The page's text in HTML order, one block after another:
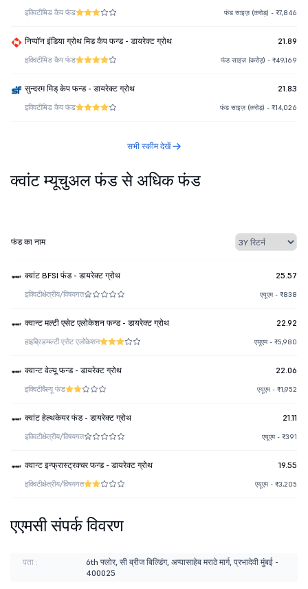
इक्विटीमिड कैप फंड फंड साइज़ (करोड़) - ₹7,846
निप्पॉन इंडिया ग्रोथ मिड कैप फन्ड - डायरेक्ट ग्रोथ 21.89
इक्विटीमिड कैप फंड फंड साइज़ (करोड़) - ₹49,169
सुन्दरम मिड् केप फन्ड - डायरेक्ट ग्रोथ 21.83
इक्विटीमिड कैप फंड फंड साइज़ (करोड़) - ₹14,026
सभी स्कीम देखें
क्वांट म्यूचुअल फंड से अधिक फंड
फंड का नाम
क्वांट BFSI फंड - डायरेक्ट ग्रोथ 25.57
इक्विटीक्षेत्रीय/विषयगत एयूएम - ₹838
क्वान्ट मल्टी एसेट एलोकेशन फन्ड - डायरेक्ट ग्रोथ 22.92
हाइब्रिडमल्टी एसेट एलोकेशन एयूएम - ₹5,980
क्वान्ट वेल्यू फन्ड - डायरेक्ट ग्रोथ 22.06
इक्विटीवैल्यू फंड एयूएम - ₹1,952
क्वांट हेल्थकेयर फंड - डायरेक्ट ग्रोथ 21.11
इक्विटीक्षेत्रीय/विषयगत एयूएम - ₹391
क्वान्ट इन्फ्रास्ट्रक्चर फन्ड - डायरेक्ट ग्रोथ 19.55
इक्विटीक्षेत्रीय/विषयगत एयूएम - ₹3,205
एएमसी संपर्क विवरण
पता :
6th फ्लोर, सी ब्रीज बिल्डिंग, अप्पासाहेब मराठे मार्ग, प्रभादेवी मुंबई -
400025